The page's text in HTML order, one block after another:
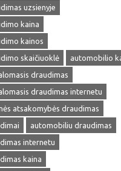
uzsienyje
kaina
kainos
skaičiuoklė
automobilio
draudimas
draudimas internetu
atsakomybės draudimas
automobiliu draudimas
internetu
kaina